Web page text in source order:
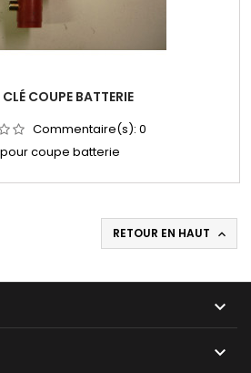
COUPE BATTERIE
Commentaire(s): 0
coupe batterie
RETOUR EN HAUT 

